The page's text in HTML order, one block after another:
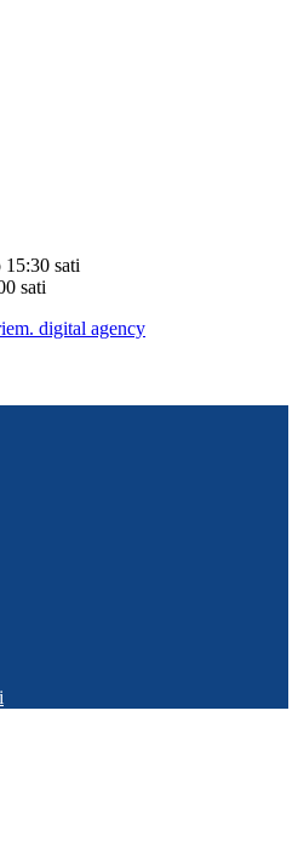
sati
sati
digital agency